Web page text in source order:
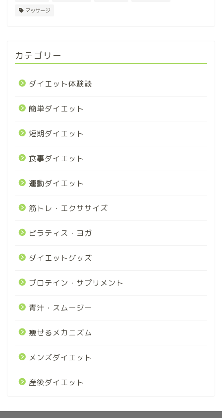
マッサージ
カテゴリー
ダイエット体験談
簡単ダイエット
短期ダイエット
食事ダイエット
運動ダイエット
筋トレ・エクササイズ
ピラティス・ヨガ
ダイエットグッズ
プロテイン・サプリメント
青汁・スムージー
痩せるメカニズム
メンズダイエット
産後ダイエット